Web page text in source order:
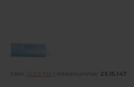
Merk: DUOLINE | Artikelnummer: 23.15.147